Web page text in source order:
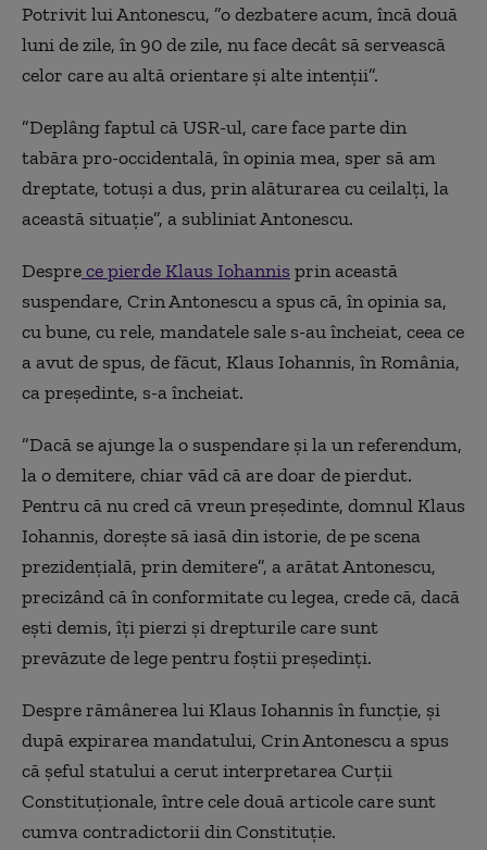
Potrivit lui Antonescu, ”o dezbatere acum, încă două
luni de zile, în 90 de zile, nu face decât să servească
celor care au altă orientare şi alte intenţii”.
”Deplâng faptul că USR-ul, care face parte din
tabăra pro-occidentală, în opinia mea, sper să am
dreptate, totuşi a dus, prin alăturarea cu ceilalţi, la
această situaţie”, a subliniat Antonescu.
Desprece pierde Klaus Iohannis prin această
suspendare, Crin Antonescu a spus că, în opinia sa,
cu bune, cu rele, mandatele sale s-au încheiat, ceea ce
a avut de spus, de făcut, Klaus Iohannis, în România,
ca preşedinte, s-a încheiat.
”Dacă se ajunge la o suspendare şi la un referendum,
la o demitere, chiar văd că are doar de pierdut.
Pentru că nu cred că vreun preşedinte, domnul Klaus
Iohannis, doreşte să iasă din istorie, de pe scena
prezidenţială, prin demitere”, a arătat Antonescu,
precizând că în conformitate cu legea, crede că, dacă
eşti demis, îţi pierzi şi drepturile care sunt
prevăzute de lege pentru foştii preşedinţi.
Despre rămânerea lui Klaus Iohannis în funcţie, şi
după expirarea mandatului, Crin Antonescu a spus
că şeful statului a cerut interpretarea Curţii
Constituţionale, între cele două articole care sunt
cumva contradictorii din Constituţie.